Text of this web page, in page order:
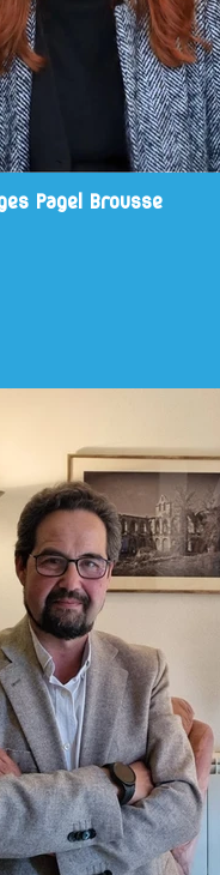
Pagel Brousse